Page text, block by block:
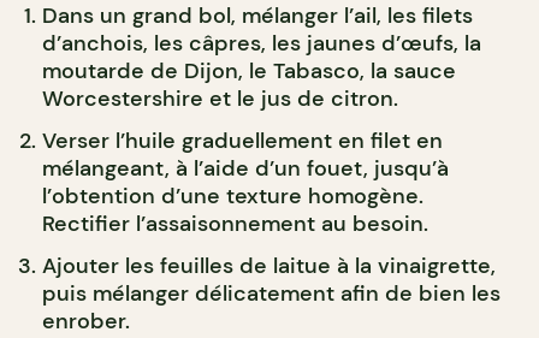
Dans un grand bol, mélanger l’ail, les filets
d’anchois, les câpres, les jaunes d’œufs, la
moutarde de Dijon, le Tabasco, la sauce
Worcestershire et le jus de citron.
Verser l’huile graduellement en filet en
mélangeant, à l’aide d’un fouet, jusqu’à
l’obtention d’une texture homogène.
Rectifier l’assaisonnement au besoin.
Ajouter les feuilles de laitue à la vinaigrette,
puis mélanger délicatement afin de bien les
enrober.